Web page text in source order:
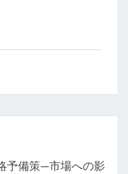
予備策—市場への影